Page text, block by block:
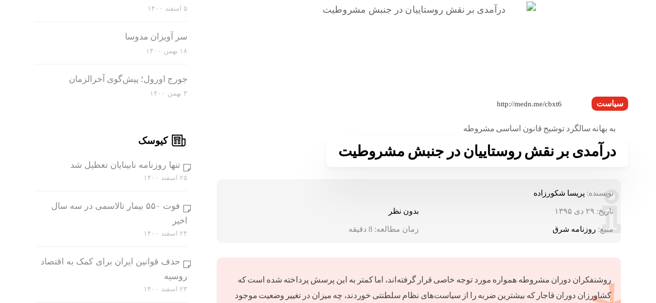
سیاست
به بهانه سالگرد توشيح قانون اساسی مشروطه
درآمدی بر نقش روستاییان در جنبش مشروطیت
نویسنده: پريسا شكورزاده
تاریخ: ۲۹ دی ۱۳۹۵ بدون نظر
منبع: روزنامه شرق زمان مطالعه: 8 دقیقه
روشنفکران دوران مشروطه همواره مورد توجه خاصی قرار گرفته‌اند، اما کمتر به این پرسش پرداخته شده است که
کشاورزان دوران قاجار که بیشترین ضربه را از سیاست‌های نظام سلطنتی خوردند، چه میزان در تغییر وضعیت موجود
۵ اسفند ۱۴۰۰
سر آویزان مدوسا
۱۸ بهمن ۱۴۰۰
جورج اورول؛ پیش‌گوی آخرالزمان
۳ بهمن ۱۴۰۰
کیوسک
تنها روزنامه نابینایان تعطیل شد
۲۵ اسفند ۱۴۰۰
فوت ۵۵۰ بیمار تالاسمی در سه سال
اخیر
۲۴ اسفند ۱۴۰۰
حذف قوانین ایران برای کمک به اقتصاد
روسیه
۲۳ اسفند ۱۴۰۰